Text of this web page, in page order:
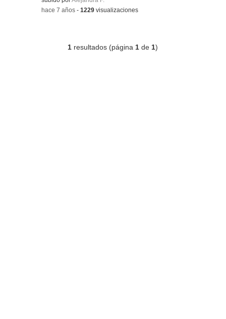
-hace 7 años -1229 visualizaciones
1 resultados (página 1 de 1)